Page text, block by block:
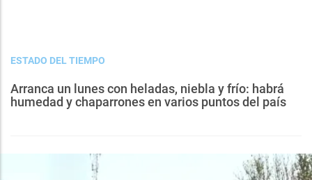
ESTADO DEL TIEMPO
Arranca un lunes con heladas, niebla y frío: habrá
humedad y chaparrones en varios puntos del país